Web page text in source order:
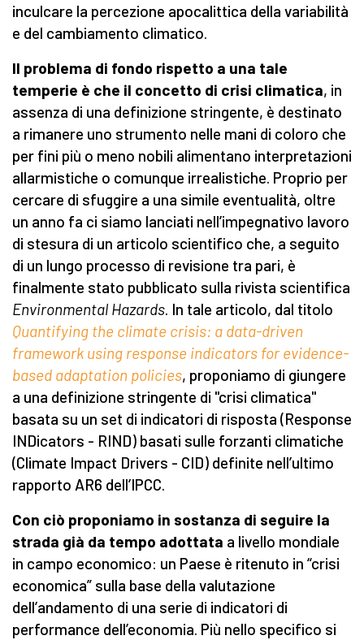
inculcare la percezione apocalittica della variabilità
e del cambiamento climatico.
Il problema di fondo rispetto a una tale
temperie è che il concetto di crisi climatica, in
assenza di una definizione stringente, è destinato
a rimanere uno strumento nelle mani di coloro che
per fini più o meno nobili alimentano interpretazioni
allarmistiche o comunque irrealistiche. Proprio per
cercare di sfuggire a una simile eventualità, oltre
un anno fa ci siamo lanciati nell’impegnativo lavoro
di stesura di un articolo scientifico che, a seguito
di un lungo processo di revisione tra pari, è
finalmente stato pubblicato sulla rivista scientifica
Environmental Hazards. In tale articolo, dal titolo
Quantifying the climate crisis: a data-driven
framework using response indicators for evidence-
based adaptation policies, proponiamo di giungere
a una definizione stringente di "crisi climatica"
basata su un set di indicatori di risposta (Response
INDicators - RIND) basati sulle forzanti climatiche
(Climate Impact Drivers - CID) definite nell’ultimo
rapporto AR6 dell’IPCC.
Con ciò proponiamo in sostanza di seguire la
strada già da tempo adottata a livello mondiale
in campo economico: un Paese è ritenuto in “crisi
economica” sulla base della valutazione
dell’andamento di una serie di indicatori di
performance dell’economia. Più nello specifico si